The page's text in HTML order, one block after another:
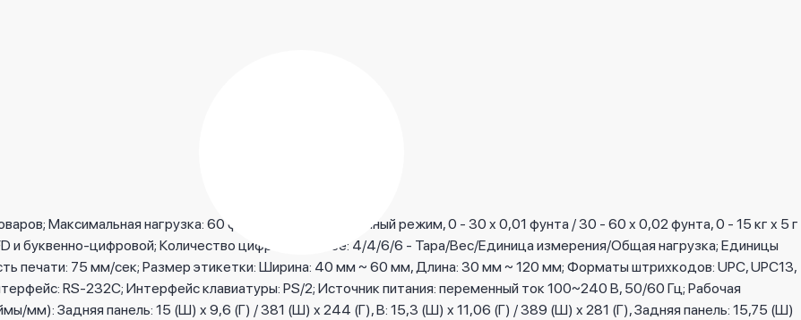
Максимальная нагрузка: 60 ​​фунтов, двухдиапазонный режим, 0 - 30 x 0,01 фунта / 30 - 60 x 0,02 фунта, 0 - 15 кг x 5 г
и буквенно-цифровой; Количество цифр на дисплее: 4/4/6/6 - Тара/Вес/Единица измерения/Общая нагрузка; Единицы
печати: 75 мм/сек; Размер этикетки: Ширина: 40 мм ~ 60 мм, Длина: 30 мм ~ 120 мм; Форматы штрихкодов: UPC, UPC13,
RS-232C; Интерфейс клавиатуры: PS/2; Источник питания: переменный ток 100~240 В, 50/60 Гц; Рабочая
мм): Задняя панель: 15 (Ш) x 9,6 (Г) / 381 (Ш) x 244 (Г), В: 15,3 (Ш) x 11,06 (Г) / 389 (Ш) x 281 (Г), Задняя панель: 15,75 (Ш)